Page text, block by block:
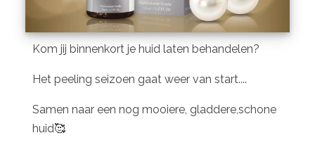
Kom jij binnenkort je huid laten behandelen?
Het peeling seizoen gaat weer van start....
Samen naar een nog mooiere, gladdere,schone
huid🥰